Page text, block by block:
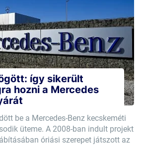
így sikerült
hozni a Mercedes
be a Mercedes-Benz kecskeméti
üteme. A 2008-ban indult projekt
óriási szerepet játszott az